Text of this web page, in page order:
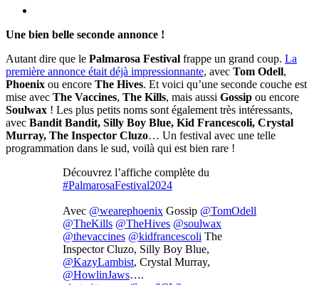
Une bien belle seconde annonce !
Autant dire que le Palmarosa Festival frappe un grand coup. La
première annonce était déjà impressionnante, avec Tom Odell,
Phoenix ou encore The Hives. Et voici qu’une seconde couche est
mise avec The Vaccines, The Kills, mais aussi Gossip ou encore
Soulwax ! Les plus petits noms sont également très intéressants,
avec Bandit Bandit, Silly Boy Blue, Kid Francescoli, Crystal
Murray, The Inspector Cluzo… Un festival avec une telle
programmation dans le sud, voilà qui est bien rare !
Découvrez l’affiche complète du
#PalmarosaFestival2024
Avec @wearephoenix Gossip @TomOdell
@TheKills @TheHives @soulwax
@thevaccines @kidfrancescoli The
Inspector Cluzo, Silly Boy Blue,
@KazyLambist, Crystal Murray,
@HowlinJaws….